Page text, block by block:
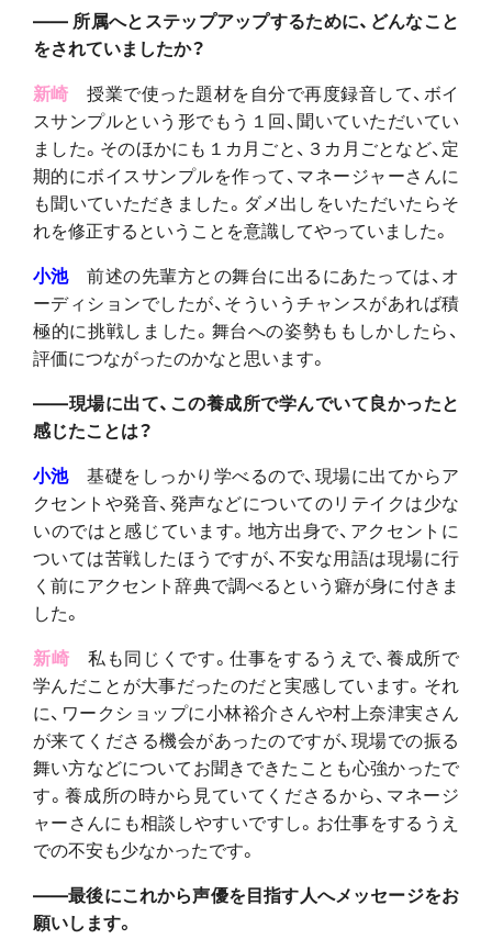
―― 所属へとステップアップするために、どんなこと
をされていましたか？
新崎 授業で使った題材を自分で再度録音して、ボイ
スサンプルという形でもう１回、聞いていただいてい
ました。そのほかにも１カ月ごと、３カ月ごとなど、定
期的にボイスサンプルを作って、マネージャーさんに
も聞いていただきました。ダメ出しをいただいたらそ
れを修正するということを意識してやっていました。
小池前述の先輩方との舞台に出るにあたっては、オ
ーディションでしたが、そういうチャンスがあれば積
極的に挑戦しました。舞台への姿勢ももしかしたら、
評価につながったのかなと思います。
――現場に出て、この養成所で学んでいて良かったと
感じたことは？
小池基礎をしっかり学べるので、現場に出てからア
クセントや発音、発声などについてのリテイクは少な
いのではと感じています。地方出身で、アクセントに
ついては苦戦したほうですが、不安な用語は現場に行
く前にアクセント辞典で調べるという癖が身に付きま
した。
新崎 私も同じくです。仕事をするうえで、養成所で
学んだことが大事だったのだと実感しています。それ
に、ワークショップに小林裕介さんや村上奈津実さん
が来てくださる機会があったのですが、現場での振る
舞い方などについてお聞きできたことも心強かったで
す。養成所の時から見ていてくださるから、マネージ
ャーさんにも相談しやすいですし。お仕事をするうえ
での不安も少なかったです。
――最後にこれから声優を目指す人へメッセージをお
願いします。